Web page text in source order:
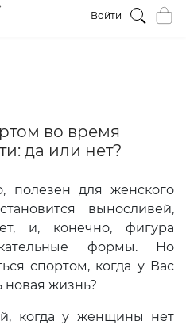
Войти
во время
да или нет?
для женского
выносливей,
и, конечно, фигура
формы. Но
спортом, когда у Вас
новая жизнь?
у женщины нет